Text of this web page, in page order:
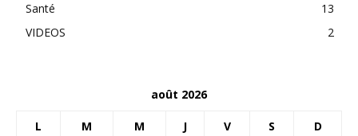
Santé
13
VIDEOS
2
août 2026
L M M J V S D